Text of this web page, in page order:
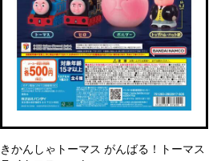
きかんしゃトーマス がんばる！トーマス